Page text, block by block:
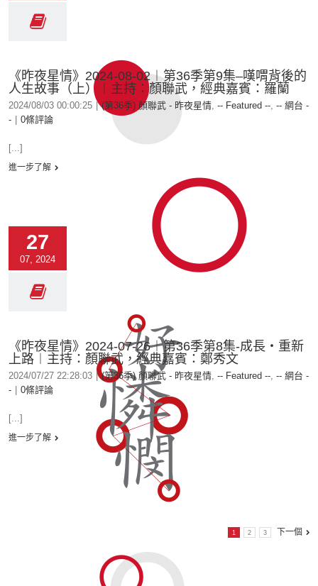
《昨夜星情》2024-08-02︱第36季第9集–嘆喟背後的
人生故事（上）︱主持：顏聯武，經典嘉賓：羅蘭
2024/08/03 00:00:25 | (第36季) 顏聯武 - 昨夜星情, -- Featured --, -- 網台 -
-
0條評論
[...]
進一步了解
27
07, 2024
《昨夜星情》2024-07-26︱第36季第8集-成長‧重新
上路︱主持：顏聯武，經典嘉賓：鄭秀文
2024/07/27 22:28:03 | (第36季) 顏聯武 - 昨夜星情, -- Featured --, -- 網台 -
-
0條評論
[...]
進一步了解
1 2 3 下一個